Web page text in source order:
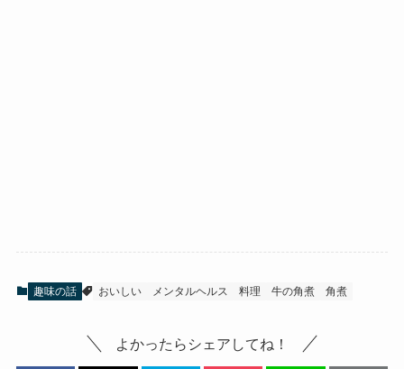
趣味の話 おいしい メンタルヘルス 料理 牛の角煮 角煮
よかったらシェアしてね！